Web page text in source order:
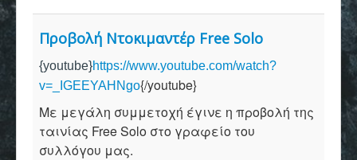
Προβολή Ντοκιμαντέρ Free Solo
{youtube}https://www.youtube.com/watch?
v=_IGEEYAHNgo{/youtube}
Με μεγάλη συμμετοχή έγινε η προβολή της
ταινίας Free Solo στο γραφείο του
συλλόγου μας.